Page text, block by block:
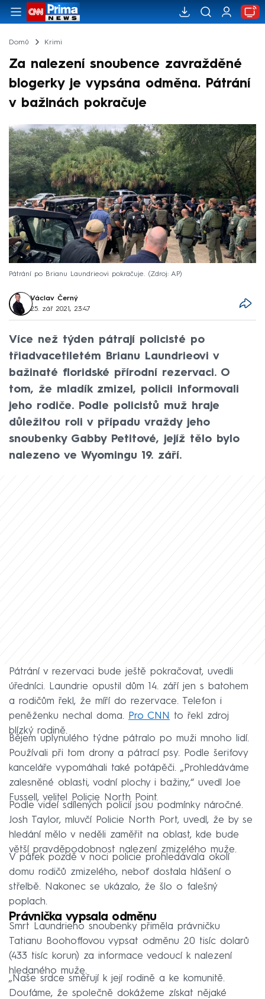
Domů Krimi
Za nalezení snoubence zavražděné
blogerky je vypsána odměna. Pátrání
v bažinách pokračuje
Pátrání po Brianu Laundrieovi pokračuje. Zdroj: AP
Václav Černý
25. zář 2021, 23:47
Více než týden pátrají policisté po
třiadvacetiletém Brianu Laundrieovi v
bažinaté floridské přírodní rezervaci. O
tom, že mladík zmizel, policii informovali
jeho rodiče. Podle policistů muž hraje
důležitou roli v případu vraždy jeho
snoubenky Gabby Petitové, jejíž tělo bylo
nalezeno ve Wyomingu 19. září.
Pátrání v rezervaci bude ještě pokračovat, uvedli
úředníci. Laundrie opustil dům 14. září jen s batohem
a rodičům řekl, že míří do rezervace. Telefon i
peněženku nechal doma. Pro CNN
to řekl zdroj
blízký rodině.
Bějem uplynulého týdne pátralo po muži mnoho lidí.
Používali při tom drony a pátrací psy. Podle šerifovy
kanceláře vypomáhali také potápěči. „Prohledáváme
zalesněné oblasti, vodní plochy i bažiny,“ uvedl Joe
Fussell, velitel Policie North Point.
Podle videí sdílených policií jsou podmínky náročné.
Josh Taylor, mluvčí Policie North Port, uvedl, že by se
hledání mělo v neděli zaměřit na oblast, kde bude
větší pravděpodobnost nalezení zmizelého muže.
V pátek pozdě v noci policie prohledávala okolí
domu rodičů zmizelého, neboť dostala hlášení o
střelbě. Nakonec se ukázalo, že šlo o falešný
poplach.
Právnička vypsala odměnu
Smrt Laundrieho snoubenky přiměla právničku
Tatianu Boohoffovou vypsat odměnu 20 tisíc dolarů
(433 tisíc korun) za informace vedoucí k nalezení
hledaného muže.
„Naše srdce směřují k její rodině a ke komunitě.
Doufáme, že společně dokážeme získat nějaké